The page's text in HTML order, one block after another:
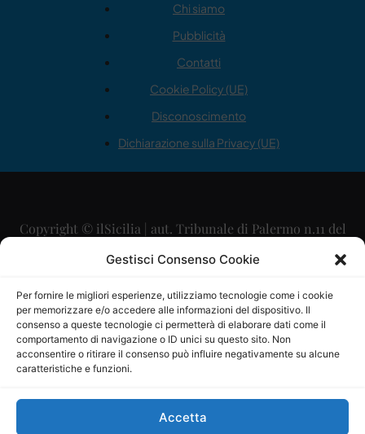
Gestisci Consenso Cookie
Per fornire le migliori esperienze, utilizziamo tecnologie come i cookie
per memorizzare e/o accedere alle informazioni del dispositivo. Il
consenso a queste tecnologie ci permetterà di elaborare dati come il
comportamento di navigazione o ID unici su questo sito. Non
acconsentire o ritirare il consenso può influire negativamente su alcune
caratteristiche e funzioni.
Accetta
Chi siamo
Pubblicità
Contatti
Cookie Policy (UE)
Disconoscimento
Dichiarazione sulla Privacy (UE)
Copyright © ilSicilia | aut. Tribunale di Palermo n.11 del
29/09/2015
Direttore Editoriale: Maurizio Scaglione
Direttore Responsabile: Maria Calabrese
P.IVA: 06334930820